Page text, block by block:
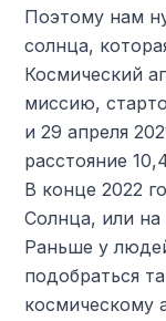
Поэтому нам
солнца,
Космический
миссию,
и 29 апреля
расстояние
В конце 2022
Солнца, или
Раньше у
подобраться
космическому